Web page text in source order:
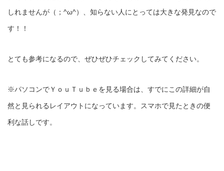
しれませんが（；^ω^）、知らない人にとっては大きな発見なので
す！！
とても参考になるので、ぜひぜひチェックしてみてください。
※パソコンでＹｏｕＴｕｂｅを見る場合は、すでにこの詳細が自
然と見られるレイアウトになっています。スマホで見たときの便
利な話しです。